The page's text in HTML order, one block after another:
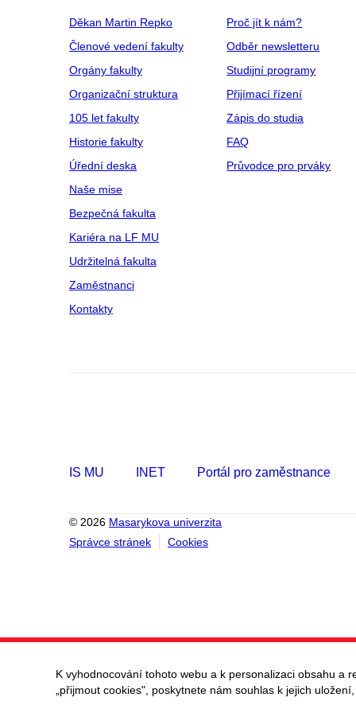
Děkan Martin Repko
Členové vedení fakulty
Orgány fakulty
Organizační struktura
105 let fakulty
Historie fakulty
Úřední deska
Naše mise
Bezpečná fakulta
Kariéra na LF MU
Udržitelná fakulta
Zaměstnanci
Kontakty
Proč jít k nám?
Odběr newsletteru
Studijní programy
Přijímací řízení
Zápis do studia
FAQ
Průvodce pro prváky
IS MU INET Portál pro zaměstnance
© 2026 Masarykova univerzita
Správce stránek
Cookies
K vyhodnocování tohoto webu a k personalizaci obsahu a
„přijmout cookies", poskytnete nám souhlas k jejich